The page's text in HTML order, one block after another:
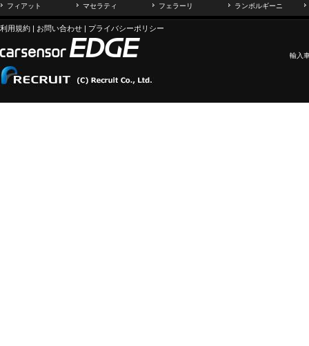
フィアット
マセラティ フェラーリ ランボルギーニ
利用規約 | お問い合わせ | プライバシーポリシー
輸入